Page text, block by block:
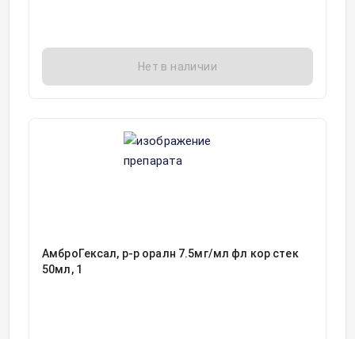
Нет в наличии
АмброГексал, р-р оралн 7.5мг/мл фл кор стек
50мл, 1